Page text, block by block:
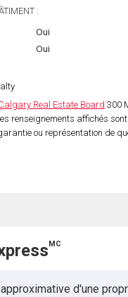
:
Oui
Oui
Real Estate Board 300
renseignements affichés
ou représentation de
MC
d'une